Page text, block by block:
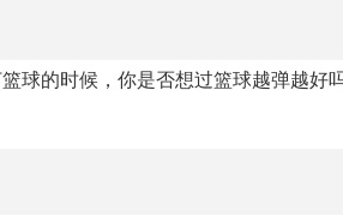
球的时候，你是否想过篮球越弹越好